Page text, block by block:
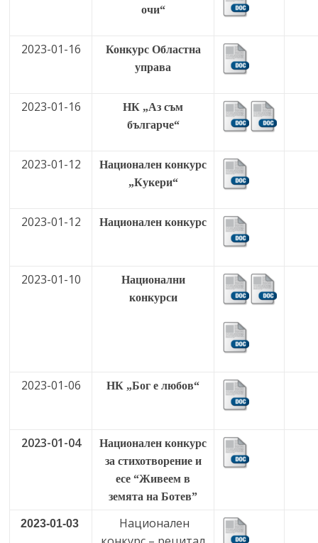
очи“
2023-01-16
Конкурс Областна
управа
2023-01-16
НК „Аз съм
българче“
2023-01-12
Национален конкурс
„Кукери“
2023-01-12 Национален конкурс
2023-01-10
Национални
конкурси
2023-01-06 НК „Бог е любов“
2023-01-04
Национален конкурс
за стихотворение и
есе“Живеем в
земята на Ботев”
2023-01-03
Национален